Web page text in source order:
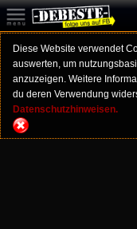
Diese Website verwendet
auswerten, um
anzuzeigen. Weitere
du deren Verwendung
Datenschutzhinweisen.